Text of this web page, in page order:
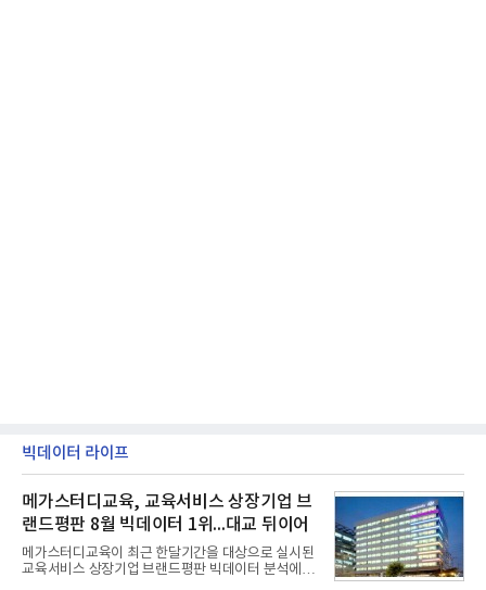
빅데이터 라이프
메가스터디교육, 교육서비스 상장기업 브
랜드평판 8월 빅데이터 1위...대교 뒤이어
메가스터디교육이 최근 한달기간을 대상으로 실시된
교육서비스 상장기업 브랜드평판 빅데이터 분석에서